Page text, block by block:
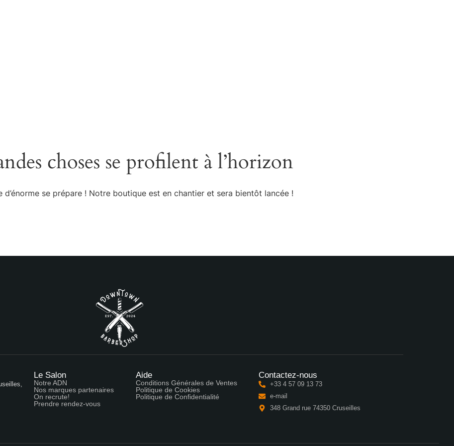
choses se profilent à l’horizon
d’énorme se prépare ! Notre boutique est en chantier et sera bientôt lancée !
Le Salon
Notre ADN
Nos marques partenaires
On recrute!
Prendre rendez-vous
Aide
Conditions Générales de Ventes
Politique de Cookies
Politique de Confidentialité
Contactez-nous
+33 4 57 09 13 73
e-mail
348 Grand rue 74350 Cruseilles